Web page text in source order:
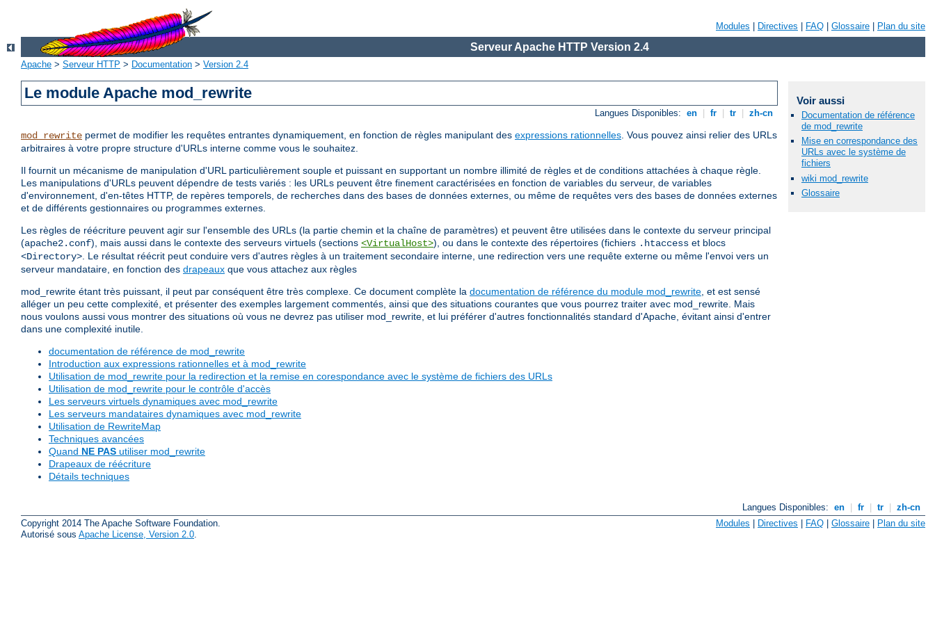
Modules Directives FAQ Glossaire Plan du site
Serveur Apache HTTP Version 2.4
Apache > Serveur HTTP > Documentation > Version 2.4
Le module Apache mod_rewrite
Langues Disponibles: en fr tr zh-cn
mod_rewrite permet de modifier les requêtes entrantes dynamiquement, en fonction de règles manipulant des expressions rationnelles. Vous pouvez ainsi relier des URLs
arbitraires à votre propre structure d'URLs interne comme vous le souhaitez.
Il fournit un mécanisme de manipulation d'URL particulièrement souple et puissant en supportant un nombre illimité de règles et de conditions attachées à chaque règle.
Les manipulations d'URLs peuvent dépendre de tests variés : les URLs peuvent être finement caractérisées en fonction de variables du serveur, de variables
d'environnement, d'en-têtes HTTP, de repères temporels, de recherches dans des bases de données externes, ou même de requêtes vers des bases de données externes
et de différents gestionnaires ou programmes externes.
Les règles de réécriture peuvent agir sur l'ensemble des URLs (la partie chemin et la chaîne de paramètres) et peuvent être utilisées dans le contexte du serveur principal
(apache2.conf), mais aussi dans le contexte des serveurs virtuels (sections <VirtualHost>), ou dans le contexte des répertoires (fichiers .htaccess et blocs
<Directory>. Le résultat réécrit peut conduire vers d'autres règles à un traitement secondaire interne, une redirection vers une requête externe ou même l'envoi vers un
serveur mandataire, en fonction des drapeaux que vous attachez aux règles
mod_rewrite étant très puissant, il peut par conséquent être très complexe. Ce document complète la documentation de référence du module mod_rewrite, et est sensé
alléger un peu cette complexité, et présenter des exemples largement commentés, ainsi que des situations courantes que vous pourrez traiter avec mod_rewrite. Mais
nous voulons aussi vous montrer des situations où vous ne devrez pas utiliser mod_rewrite, et lui préférer d'autres fonctionnalités standard d'Apache, évitant ainsi d'entrer
dans une complexité inutile.
documentation de référence de mod_rewrite
Introduction aux expressions rationnelles et à mod_rewrite
Utilisation de mod_rewrite pour la redirection et la remise en corespondance avec le système de fichiers des URLs
Utilisation de mod_rewrite pour le contrôle d'accès
Les serveurs virtuels dynamiques avec mod_rewrite
Les serveurs mandataires dynamiques avec mod_rewrite
Utilisation de RewriteMap
Techniques avancées
Quand NE PAS utiliser mod_rewrite
Drapeaux de réécriture
Détails techniques
Voir aussi
Documentation de référence
de mod_rewrite
Mise en correspondance des
URLs avec le système de
fichiers
wiki mod_rewrite
Glossaire
Langues Disponibles: en fr tr
zh-cn
Copyright 2014 The Apache Software Foundation.
Autorisé sous Apache License, Version 2.0
Modules | Directives | FAQ | Glossaire | Plan du site